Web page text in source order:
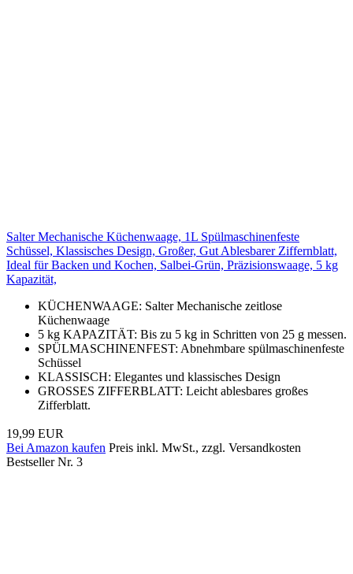
Salter Mechanische Küchenwaage, 1L Spülmaschinenfeste
Schüssel, Klassisches Design, Großer, Gut Ablesbarer Ziffernblatt,
Ideal für Backen und Kochen, Salbei-Grün, Präzisionswaage, 5 kg
Kapazität,
KÜCHENWAAGE: Salter Mechanische zeitlose
Küchenwaage
5 kg KAPAZITÄT: Bis zu 5 kg in Schritten von 25 g messen.
SPÜLMASCHINENFEST: Abnehmbare spülmaschinenfeste
Schüssel
KLASSISCH: Elegantes und klassisches Design
GROSSES ZIFFERBLATT: Leicht ablesbares großes
Zifferblatt.
19,99 EUR
Bei Amazon kaufen Preis inkl. MwSt., zzgl. Versandkosten
Bestseller Nr. 3